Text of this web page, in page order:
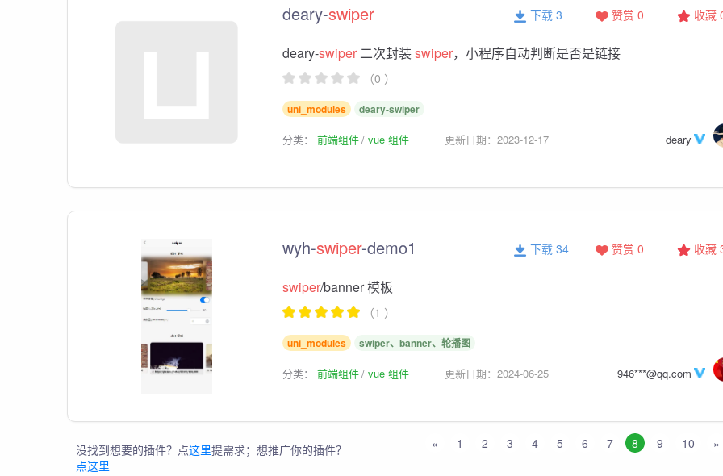
deary-swiper 收藏
赞赏 0
下载 3
deary-swiper二次封装swiper，小程序自动判断是否是链接
（0 ）
uni_modules deary-swiper
分类： 前端组件 vue 组件 更新日期：2023-12-17 deary
wyh-swiper-demo1 收藏
赞赏 0
下载 34
swiper/banner 模板
（1 ）
uni_modules swiper、banner、轮播图
分类： 前端组件 vue 组件 更新日期：2024-06-25 946***@qq.com
没找到想要的插件？点这里提需求；想推广你的插件？
点这里
« 1 2 3 4 5 6 7 8 9 10 »